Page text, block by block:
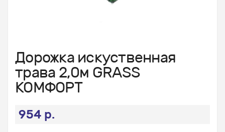
Дорожка искуственная
трава 2,0м GRASS
КОМФОРТ
954 р.